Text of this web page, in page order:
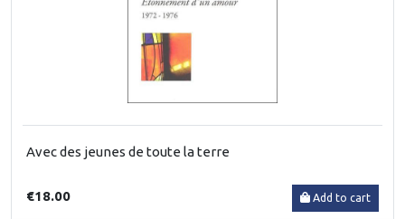
Avec des jeunes de toute la terre
€18.00 Add to cart